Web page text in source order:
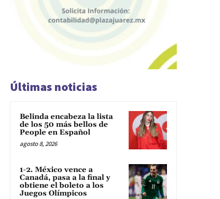
Últimas noticias
Belinda encabeza la lista
de los 50 más bellos de
People en Español
agosto 8, 2026
1-2. México vence a
Canadá, pasa a la final y
obtiene el boleto a los
Juegos Olímpicos